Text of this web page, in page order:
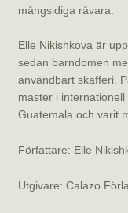
mångsidiga råvara.
Elle Nikishkova är
sedan barndomen
användbart skafferi.
master i
Guatemala och varit
Författare: Elle
Utgivare: Calazo